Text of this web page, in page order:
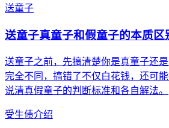
送童子
送童子真童子和假童子的本质区
送童子之前，先搞清楚你是真童子还
完全不同，搞错了不仅白花钱，还可
说清真假童子的判断标准和各自解法。
受生债介绍